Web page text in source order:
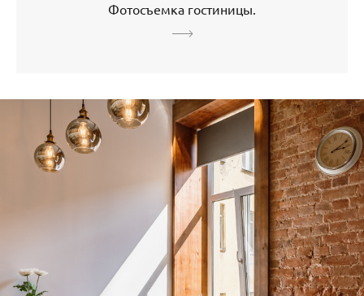
Фотосъемка гостиницы.